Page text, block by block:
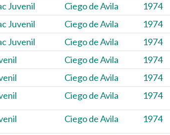
Juvenil Ciego de Avila 1974
Juvenil Ciego de Avila 1974
Juvenil Ciego de Avila 1974
Ciego de Avila 1974
Ciego de Avila 1974
Ciego de Avila 1974
Ciego de Avila 1974